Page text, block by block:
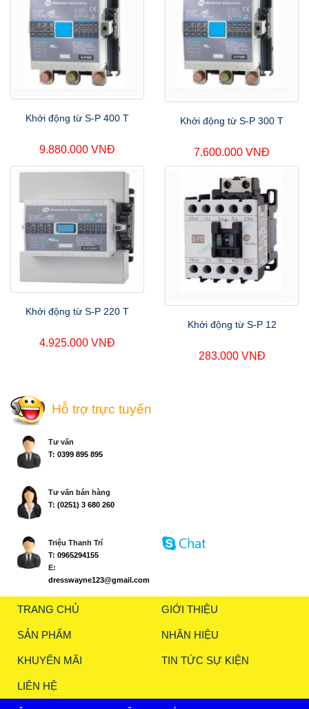
Khởi động từ S-P 400 T
9.880.000 VNĐ
Khởi động từ S-P 300 T
7.600.000 VNĐ
Khởi động từ S-P 220 T
4.925.000 VNĐ
Khởi động từ S-P 12
283.000 VNĐ
Hỗ trợ trực tuyến
Tư vấn
T: 0399 895 895
Tư vấn bán hàng
T: (0251) 3 680 260
Triệu Thanh Trí
T: 0965294155
E:
dresswayne123@gmail.com
TRANG CHỦ GIỚI THIỆU
SẢN PHẨM NHÃN HIỆU
KHUYẾN MÃI TIN TỨC SỰ KIỆN
LIÊN HỆ